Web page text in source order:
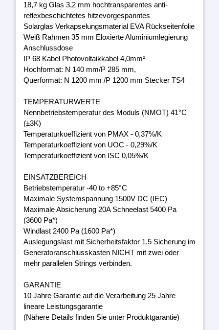
18,7 kg Glas 3,2 mm hochtransparentes anti-
reflexbeschichtetes hitzevorgespanntes
Solarglas Verkapselungsmaterial EVA Rückseitenfolie
Weiß Rahmen 35 mm Eloxierte Aluminiumlegierung
Anschlussdose
IP 68 Kabel Photovoltaikkabel 4,0mm²
Hochformat: N 140 mm/P 285 mm,
Querformat: N 1200 mm /P 1200 mm Stecker TS4
TEMPERATURWERTE
Nennbetriebstemperatur des Moduls (NMOT) 41°C
(±3K)
Temperaturkoeffizient von PMAX - 0,37%/K
Temperaturkoeffizient von UOC - 0,29%/K
Temperaturkoeffizient von ISC 0,05%/K
EINSATZBEREICH
Betriebstemperatur -40 to +85°C
Maximale Systemspannung 1500V DC (IEC)
Maximale Absicherung 20A Schneelast 5400 Pa
(3600 Pa*)
Windlast 2400 Pa (1600 Pa*)
Auslegungslast mit Sicherheitsfaktor 1.5 Sicherung im
Generatoranschlusskasten NICHT mit zwei oder
mehr parallelen Strings verbinden.
GARANTIE
10 Jahre Garantie auf die Verarbeitung 25 Jahre
lineare Leistungsgarantie
(Nähere Details finden Sie unter Produktgarantie)